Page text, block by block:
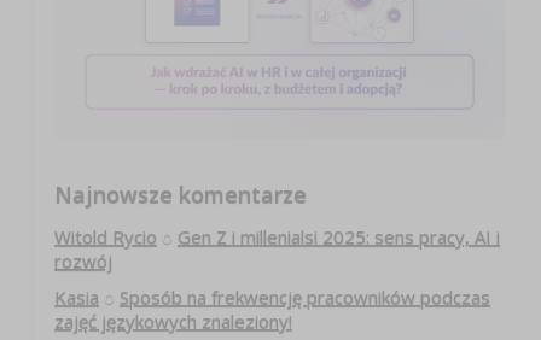
Najnowsze komentarze
Witold Rycio o Gen Z i millenialsi 2025: sens pracy, AI i
rozwój
Kasia o Sposób na frekwencję pracowników podczas
zajęć językowych znaleziony!